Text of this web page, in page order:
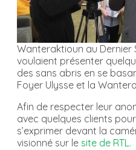
Wanteraktioun au Dernier
voulaient présenter
des sans abris en se
Foyer Ulysse et la
Afin de respecter leur
avec quelques clients
s’exprimer devant la
visionné sur le site de RTL.